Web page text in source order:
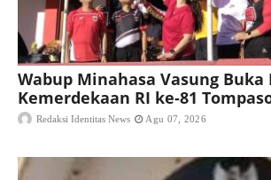
Wabup Minahasa Vasung Buka
Kemerdekaan RI ke-81
Redaksi Identitas News Agu 07, 2026